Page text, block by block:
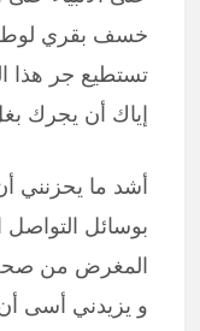
خسف بقري لوط
تستطيع جر هذا
إياك أن يجرك
أشد ما يحزنني
بوسائل التواصل
المغرض من
و يزيدني أسى